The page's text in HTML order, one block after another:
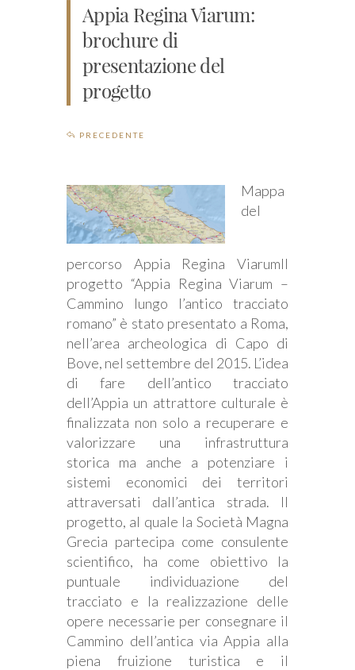
Appia Regina Viarum:
brochure di
presentazione del
progetto
PRECEDENTE
Mappa
del
percorso Appia Regina ViarumIl
progetto “Appia Regina Viarum –
Cammino lungo l’antico tracciato
romano” è stato presentato a Roma,
nell’area archeologica di Capo di
Bove, nel settembre del 2015. L’idea
di fare dell’antico tracciato
dell’Appia un attrattore culturale è
finalizzata non solo a recuperare e
valorizzare una infrastruttura
storica ma anche a potenziare i
sistemi economici dei territori
attraversati dall’antica strada. Il
progetto, al quale la Società Magna
Grecia partecipa come consulente
scientifico, ha come obiettivo la
puntuale individuazione del
tracciato e la realizzazione delle
opere necessarie per consegnare il
Cammino dell’antica via Appia alla
piena fruizione turistica e il